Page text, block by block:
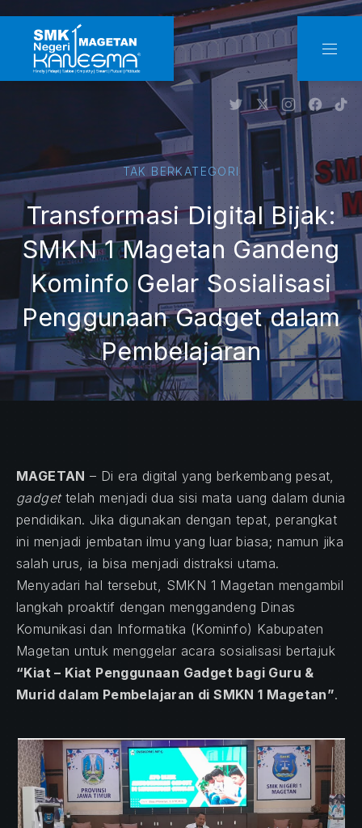
New Window
New Window
NewNew
TAK BERKATEGORI
Transformasi Digital Bijak:
SMKN 1 Magetan Gandeng
Kominfo Gelar Sosialisasi
Penggunaan Gadget dalam
Pembelajaran
MAGETAN – Di era digital yang berkembang pesat,
gadgettelah menjadi dua sisi mata uang dalam dunia
pendidikan. Jika digunakan dengan tepat, perangkat
ini menjadi jembatan ilmu yang luar biasa; namun jika
salah urus, ia bisa menjadi distraksi utama.
Menyadari hal tersebut, SMKN 1 Magetan mengambil
langkah proaktif dengan menggandeng Dinas
Komunikasi dan Informatika (Kominfo) Kabupaten
Magetan untuk menggelar acara sosialisasi bertajuk
“Kiat – Kiat Penggunaan Gadget bagi Guru &
Murid dalam Pembelajaran di SMKN 1 Magetan”.